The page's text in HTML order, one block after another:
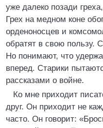
уже далеко позади
Грех на медном коне
орденоносцев и
обратят в свою пользу.
Но понимают, что
вперед. Старики
рассказами о войне.
Ко мне приходит
друг. Он приходит не
часто. Он говорит: